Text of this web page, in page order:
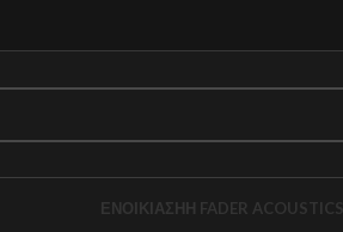
ΕΝΟΙΚΙΑΣΗΗ FADER ACOUSTICS